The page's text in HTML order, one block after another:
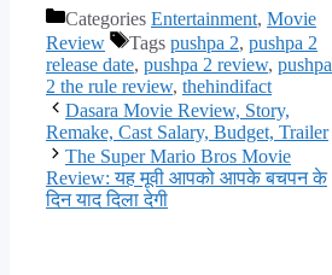
Categories Entertainment, Movie
Review
Tags pushpa 2, pushpa 2
release date, pushpa 2 review, pushpa
2 the rule review, thehindifact
Dasara Movie Review, Story,
Remake, Cast Salary, Budget, Trailer
The Super Mario Bros Movie
Review: यह मूवी आपको आपके बचपन के
दिन याद दिला देगी